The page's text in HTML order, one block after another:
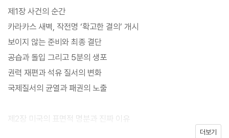
향을 결정하고 있다.
『누가 세계의 규칙을 바꾸는가』는 작전명, 확고한 결의를 출발점으
로, 오늘의 국제질서를 움직이는 힘의 구조와 패권의 작동 방식을 집
요하게 해부하는 국제정치 인문서다. 미국이 ‘마약·테러·인권’이라는
명분을 어떻게 개입의 언어로 활용하는지, 왜 ‘제거’가 아니라 ‘체
포’라는 방식이 선택되었는지, 그리고 그 뒤에 숨겨진 자원·에너지·
마두로 정권의 형성 과정, 미국 제재 속에서 버텨온 베네수엘라 사회
의 구조, 그리고 미·중 패권 경쟁이 중남미에서 어떤 방식으로 충돌
제1장 사건의 순간
카라카스 새벽, 작전명 ‘확고한 결의’ 개시
보이지 않는 준비와 최종 결단
공습과 돌입 그리고 5분의 생포
권력 재편과 석유 질서의 변화
국제질서의 균열과 패권의 노출
제2장 미국의 표면적 명분과 진짜 이유
더보기